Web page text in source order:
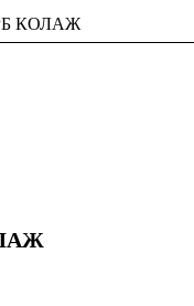
КОЛАЖ